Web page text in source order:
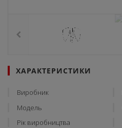
ХАРАКТЕРИСТИКИ
Виробник
Модель
Рік виробництва